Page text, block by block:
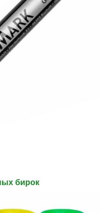
бирок